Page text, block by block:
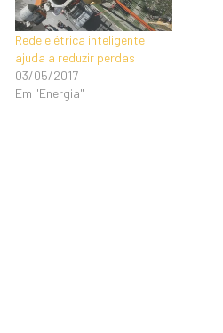
Rede elétrica inteligente
ajuda a reduzir perdas
03/05/2017
Em "Energia"